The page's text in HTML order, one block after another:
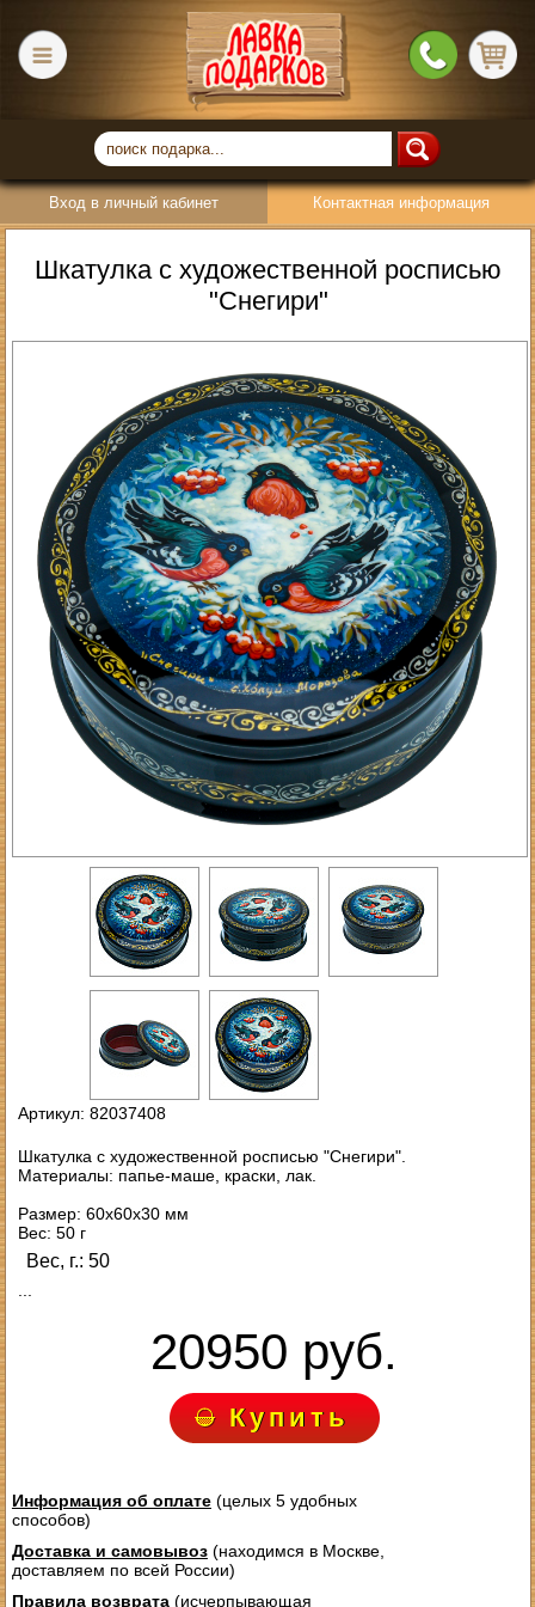
Вход в личный кабинет Контактная информация
Шкатулка с художественной росписью
"Снегири"
Артикул: 82037408
Шкатулка с художественной росписью "Снегири".
Материалы: папье-маше, краски, лак.
Размер: 60х60х30 мм
Вес: 50 г
Вес, г.: 50
20950 руб.
Купить
Информация об оплате(целых 5 удобных
способов)
Доставка и самовывоз(находимся в Москве,
доставляем по всей России)
Правила возврата(исчерпывающая